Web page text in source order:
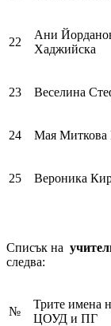
22
Ани
Хаджийска
23 Веселина
24 Мая Миткова
25 Вероника
Списък на
следва:
№
Трите имена
ЦОУД и ПГ